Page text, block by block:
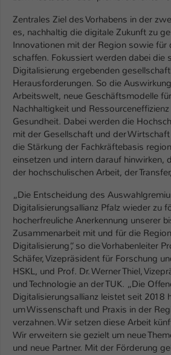
Zentrales Ziel des Vorhabens in der
es, nachhaltig die digitale Zukunft zu
Innovationen mit der Region sowie für
schaffen. Fokussiert werden dabei die
Digitalisierung ergebenden
Herausforderungen. So die
Arbeitswelt, neue Geschäftsmodelle
Nachhaltigkeit und
Gesundheit. Dabei werden die
mit der Gesellschaft und der
die Stärkung der Fachkräftebasis
einsetzen und intern darauf hinwirken,
der hochschulischen Arbeit, der
„Die Entscheidung des
Digitalisierungsallianz Pfalz wieder zu
hocherfreuliche Anerkennung unserer
Zusammenarbeit mit und für die
Digitalisierung“, so die Vorhabenleiter
Schäfer, Vizepräsident für Forschung
HSKL, und Prof. Dr. Werner Thiel,
und Technologie an der TUK. „Die
Digitalisierungsallianz leistet seit 2018
um Wissenschaft und Praxis in der
verzahnen. Wir setzen diese Arbeit
Wir erweitern sie gezielt um neue
und neue Partner. Mit der Förderung
Zweck
Einstellungen. Unter
generierte ID, für die
Speicherung Ihrer
Einstellungen, falls
Betreiber dies
Name fe_typo_user /
Anbieter TYPO3
Laufzeit 1 Woche
Zweck
Dieses Cookie ist ein
eines Intranet-Logins
kann der eingeloggte
wiedererkannt
Zugang zu
gewährt.
Name be_typo_user
Anbieter TYPO3
Laufzeit 1 Tag